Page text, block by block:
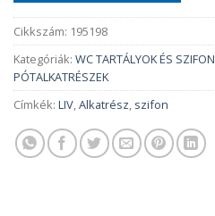
Cikkszám: 195198
Kategóriák: WC TARTÁLYOK ÉS
PÓTALKATRÉSZEK
Címkék: LIV Alkatrész szifon